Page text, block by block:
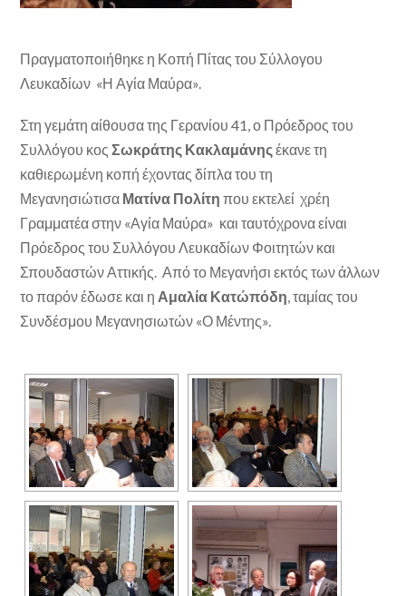
Πραγματοποιήθηκε η Κοπή Πίτας του Σύλλογου
Λευκαδίων «Η Αγία Μαύρα».
Στη γεμάτη αίθουσα της Γερανίου 41, ο Πρόεδρος του
Συλλόγου κοςΣωκράτης Κακλαμάνης έκανε τη
καθιερωμένη κοπή έχοντας δίπλα του τη
Μεγανησιώτισα Ματίνα Πολίτη που εκτελεί χρέη
Γραμματέα στην «Αγία Μαύρα» και ταυτόχρονα είναι
Πρόεδρος του Συλλόγου Λευκαδίων Φοιτητών και
Σπουδαστών Αττικής. Από το Μεγανήσι εκτός των άλλων
το παρόν έδωσε και η Αμαλία Κατώπόδη, ταμίας του
Συνδέσμου Μεγανησιωτών «Ο Μέντης».